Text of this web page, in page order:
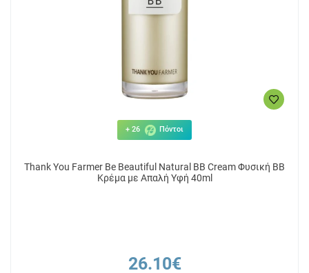
+ 26 Πόντοι
Thank You Farmer Be Beautiful Natural BB Cream Φυσική ΒΒ
Κρέμα με Απαλή Υφή 40ml
26.10€